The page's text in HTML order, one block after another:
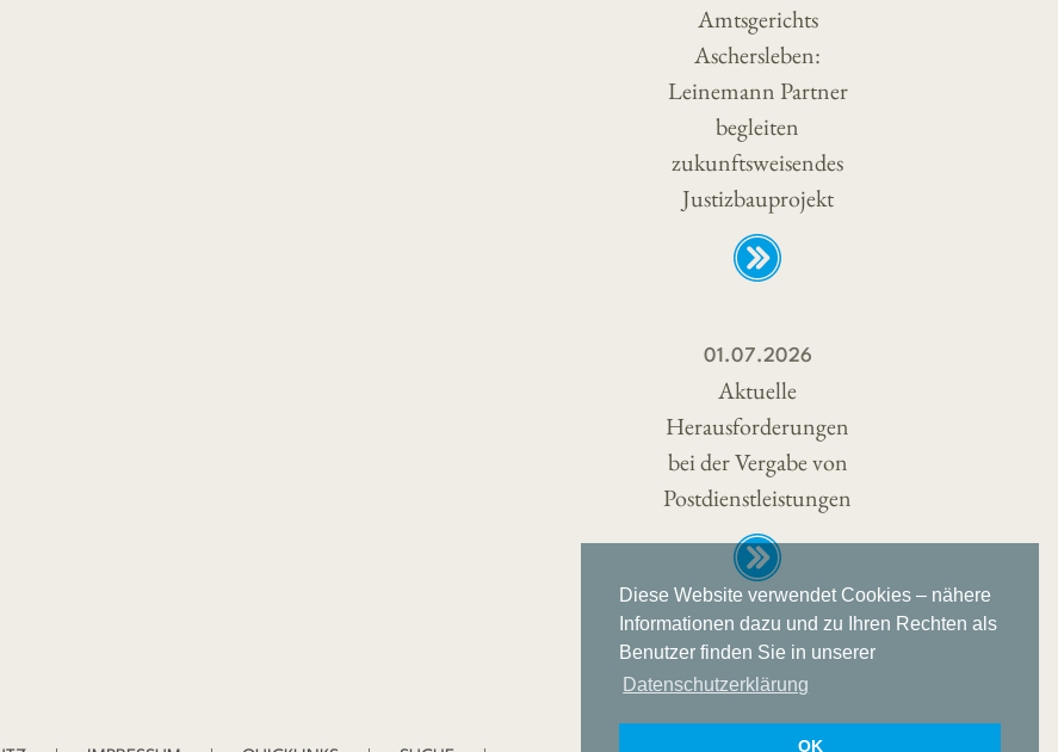
Diese Website verwendet Cookies – nähere
Informationen dazu und zu Ihren Rechten als
Benutzer finden Sie in unserer
Datenschutzerklärung
OK
Amtsgerichts
Aschersleben:
Leinemann Partner
begleiten
zukunftsweisendes
Justizbauprojekt
01.07.2026
Aktuelle
Herausforderungen
bei der Vergabe von
Postdienstleistungen